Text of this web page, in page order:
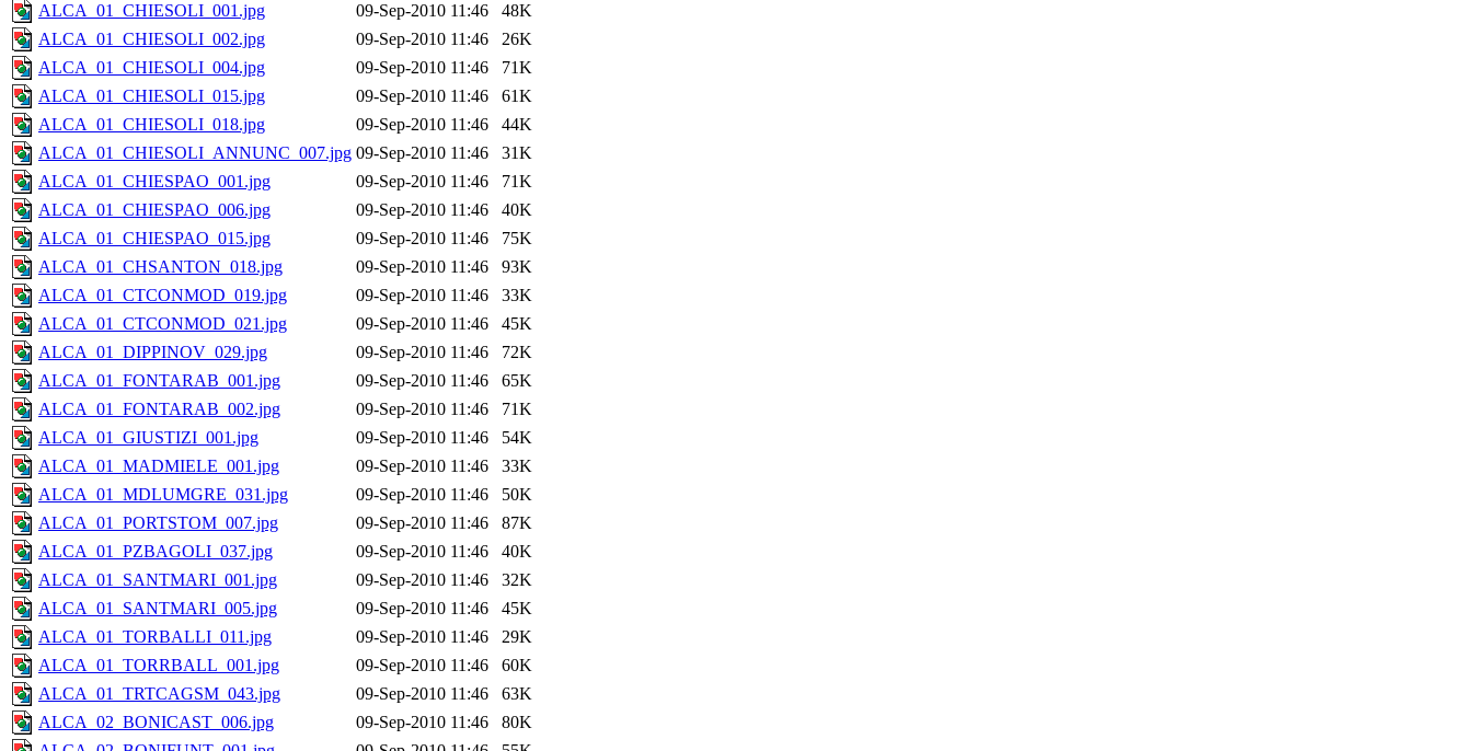
ALCA_01_CHIESOLI_001.jpg
09-Sep-2010 11:46
48K
ALCA_01_CHIESOLI_002.jpg
09-Sep-2010 11:46
26K
ALCA_01_CHIESOLI_004.jpg
09-Sep-2010 11:46
71K
ALCA_01_CHIESOLI_015.jpg
09-Sep-2010 11:46
61K
ALCA_01_CHIESOLI_018.jpg
09-Sep-2010 11:46
44K
ALCA_01_CHIESOLI_ANNUNC_007.jpg 09-Sep-2010 11:46
31K
ALCA_01_CHIESPAO_001.jpg
09-Sep-2010 11:46
71K
ALCA_01_CHIESPAO_006.jpg
09-Sep-2010 11:46
40K
ALCA_01_CHIESPAO_015.jpg
09-Sep-2010 11:46
75K
ALCA_01_CHSANTON_018.jpg
09-Sep-2010 11:46
93K
ALCA_01_CTCONMOD_019.jpg
09-Sep-2010 11:46
33K
ALCA_01_CTCONMOD_021.jpg
09-Sep-2010 11:46
45K
ALCA_01_DIPPINOV_029.jpg
09-Sep-2010 11:46
72K
ALCA_01_FONTARAB_001.jpg
09-Sep-2010 11:46
65K
ALCA_01_FONTARAB_002.jpg
09-Sep-2010 11:46
71K
ALCA_01_GIUSTIZI_001.jpg
09-Sep-2010 11:46
54K
ALCA_01_MADMIELE_001.jpg
09-Sep-2010 11:46
33K
ALCA_01_MDLUMGRE_031.jpg
09-Sep-2010 11:46
50K
ALCA_01_PORTSTOM_007.jpg
09-Sep-2010 11:46
87K
ALCA_01_PZBAGOLI_037.jpg
09-Sep-2010 11:46
40K
ALCA_01_SANTMARI_001.jpg
09-Sep-2010 11:46
32K
ALCA_01_SANTMARI_005.jpg
09-Sep-2010 11:46
45K
ALCA_01_TORBALLI_011.jpg
09-Sep-2010 11:46
29K
ALCA_01_TORRBALL_001.jpg
09-Sep-2010 11:46
60K
ALCA_01_TRTCAGSM_043.jpg
09-Sep-2010 11:46
63K
ALCA_02_BONICAST_006.jpg
09-Sep-2010 11:46
80K